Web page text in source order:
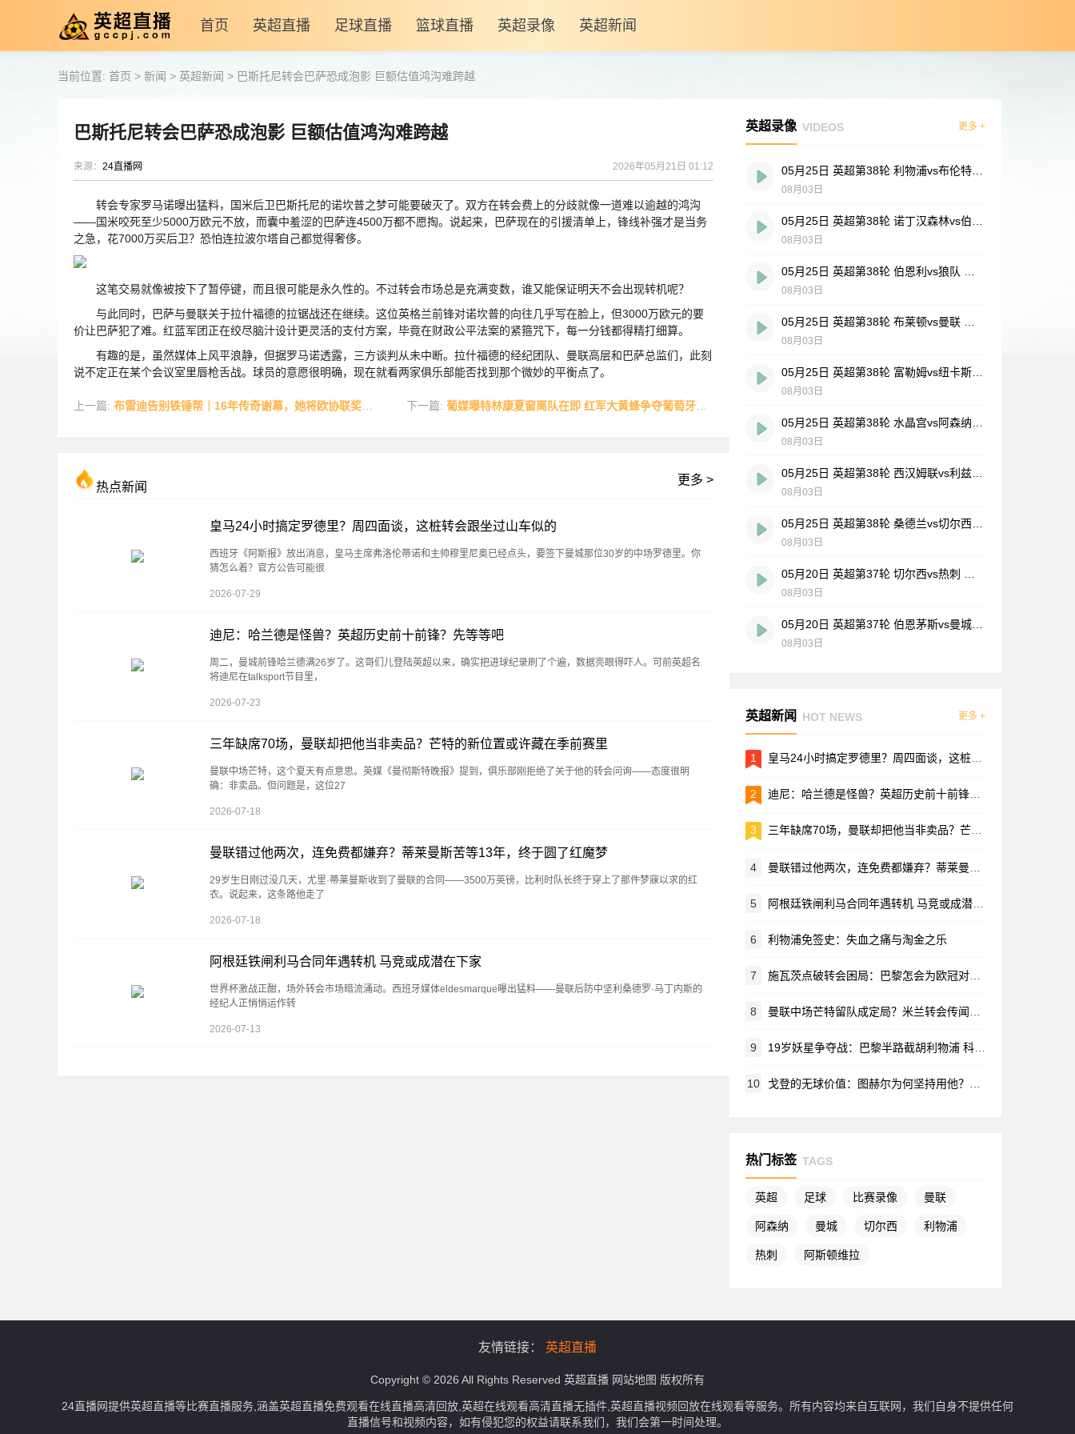
首页 英超直播 足球直播 篮球直播 英超录像 英超新闻
当前位置: 首页 > 新闻 > 英超新闻 > 巴斯托尼转会巴萨恐成泡影 巨额估值鸿沟难跨越
巴斯托尼转会巴萨恐成泡影 巨额估值鸿沟难跨越
来源： 24直播网 2026年05月21日 01:12
转会专家罗马诺曝出猛料，国米后卫巴斯托尼的诺坎普之梦可能要破灭了。双方在转会费上的分歧就像一道难以逾越的鸿沟
——国米咬死至少5000万欧元不放，而囊中羞涩的巴萨连4500万都不愿掏。说起来，巴萨现在的引援清单上，锋线补强才是当务
之急，花7000万买后卫？恐怕连拉波尔塔自己都觉得奢侈。
这笔交易就像被按下了暂停键，而且很可能是永久性的。不过转会市场总是充满变数，谁又能保证明天不会出现转机呢？
与此同时，巴萨与曼联关于拉什福德的拉锯战还在继续。这位英格兰前锋对诺坎普的向往几乎写在脸上，但3000万欧元的要
价让巴萨犯了难。红蓝军团正在绞尽脑汁设计更灵活的支付方案，毕竟在财政公平法案的紧箍咒下，每一分钱都得精打细算。
有趣的是，虽然媒体上风平浪静，但据罗马诺透露，三方谈判从未中断。拉什福德的经纪团队、曼联高层和巴萨总监们，此刻
说不定正在某个会议室里唇枪舌战。球员的意愿很明确，现在就看两家俱乐部能否找到那个微妙的平衡点了。
上一篇: 布雷迪告别铁锤帮｜16年传奇谢幕，她将欧协联奖杯写进西汉姆历史 下一篇: 葡媒曝特林康夏窗离队在即 红军大黄蜂争夺葡萄牙全能战士
热点新闻
更多 >
皇马24小时搞定罗德里？周四面谈，这桩转会跟坐过山车似的
西班牙《阿斯报》放出消息，皇马主席弗洛伦蒂诺和主帅穆里尼奥已经点头，要签下曼城那位30岁的中场罗德里。你
猜怎么着？官方公告可能很
2026-07-29
迪尼：哈兰德是怪兽？英超历史前十前锋？先等等吧
周二，曼城前锋哈兰德满26岁了。这哥们儿登陆英超以来，确实把进球纪录刷了个遍，数据亮眼得吓人。可前英超名
将迪尼在talksport节目里，
2026-07-23
三年缺席70场，曼联却把他当非卖品？芒特的新位置或许藏在季前赛里
曼联中场芒特，这个夏天有点意思。英媒《曼彻斯特晚报》提到，俱乐部刚拒绝了关于他的转会问询——态度很明
确：非卖品。但问题是，这位27
2026-07-18
曼联错过他两次，连免费都嫌弃？蒂莱曼斯苦等13年，终于圆了红魔梦
29岁生日刚过没几天，尤里·蒂莱曼斯收到了曼联的合同——3500万英镑，比利时队长终于穿上了那件梦寐以求的红
衣。说起来，这条路他走了
2026-07-18
阿根廷铁闸利马合同年遇转机 马竞或成潜在下家
世界杯激战正酣，场外转会市场暗流涌动。西班牙媒体eldesmarque曝出猛料——曼联后防中坚利桑德罗·马丁内斯的
经纪人正悄悄运作转
2026-07-13
英超录像 VIDEOS 更多 +
08月03日
08月03日
08月03日
08月03日
08月03日
08月03日
08月03日
08月03日
08月03日
08月03日
英超新闻 HOT NEWS 更多 +
1 皇马24小时搞定罗德里？周四面谈，这桩转会跟坐过山车似的
2 迪尼：哈兰德是怪兽？英超历史前十前锋？先等等吧
3 三年缺席70场，曼联却把他当非卖品？芒特的新位置或许藏在季前赛里
4 曼联错过他两次，连免费都嫌弃？蒂莱曼斯苦等13年，终于圆了红魔梦
5 阿根廷铁闸利马合同年遇转机 马竞或成潜在下家
6 利物浦免签史：失血之痛与淘金之乐
7 施瓦茨点破转会困局：巴黎怎会为欧冠对手"输血"？
8 曼联中场芒特留队成定局？米兰转会传闻遭当事人否认
9 19岁妖星争夺战：巴黎半路截胡利物浦 科特迪瓦新星更倾向法甲豪门
10 戈登的无球价值：图赫尔为何坚持用他？拉什福德虎视眈眈
热门标签 TAGS
英超 足球 比赛录像 曼联
阿森纳 曼城 切尔西 利物浦
热刺 阿斯顿维拉
友情链接： 英超直播
Copyright © 2026 All Rights Reserved 英超直播 网站地图 版权所有
24直播网提供英超直播等比赛直播服务,涵盖英超直播免费观看在线直播高清回放,英超在线观看高清直播无插件,英超直播视频回放在线观看等服务。所有内容均来自互联网，我们自身不提供任何
直播信号和视频内容，如有侵犯您的权益请联系我们，我们会第一时间处理。